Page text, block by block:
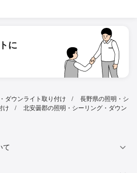
に
ダウンライト取り付け
長野県の照明・シ
け
北安曇郡の照明・シーリング・ダウン
て